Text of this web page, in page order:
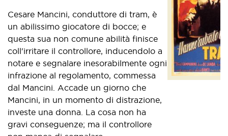
Cesare Mancini, conduttore di tram, è
un abilissimo giocatore di bocce; e
questa sua non comune abilità finisce
coll'irritare il controllore, inducendolo a
notare e segnalare inesorabilmente ogni
infrazione al regolamento, commessa
dal Mancini. Accade un giorno che
Mancini, in un momento di distrazione,
investe una donna. La cosa non ha
gravi conseguenze; ma il controllore